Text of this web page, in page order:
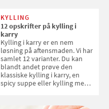
KYLLING
12 opskrifter på kylling i
karry
Kylling i karry er en nem
løsning på aftensmaden. Vi har
samlet 12 varianter. Du kan
blandt andet prøve den
klassiske kylling i karry, en
spicy suppe eller kylling med